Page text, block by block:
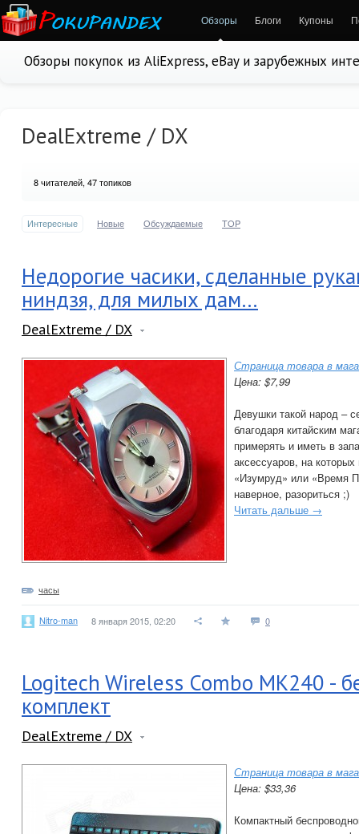
Обзоры Блоги Купоны
Обзоры покупок из AliExpress, eBay и зарубежных
DealExtreme / DX
8читателей, 47 топиков
Интересные Новые Обсуждаемые TOP
Недорогие часики, сделанные
ниндзя, для милых дам…
DealExtreme / DX
Страница товара в
Цена: $7,99
Девушки такой народ –
благодаря китайским
примерять и иметь в
аксессуаров, на
«Изумруд» или «Время
наверное, разориться ;)
Читать дальше →
часы
Nitro-man 8 января 2015, 02:20 0
Logitech Wireless Combo MK240 -
комплект
DealExtreme / DX
Страница товара в
Цена: $33,36
Компактный